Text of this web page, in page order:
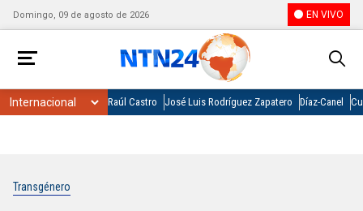
Domingo, 09 de agosto de 2026 EN VIVO
Raúl Castro José Luis Rodríguez Zapatero Díaz-Canel
Transgénero